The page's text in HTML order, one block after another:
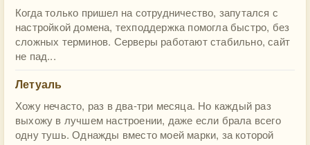
Когда только пришел на сотрудничество, запутался с
настройкой домена, техподдержка помогла быстро, без
сложных терминов. Серверы работают стабильно, сайт
не пад...
Летуаль
Хожу нечасто, раз в два-три месяца. Но каждый раз
выхожу в лучшем настроении, даже если брала всего
одну тушь. Однажды вместо моей марки, за которой